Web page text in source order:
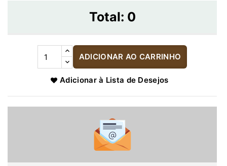
Total: 0
ADICIONAR AO CARRINHO
Adicionar à Lista de Desejos